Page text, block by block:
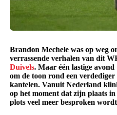
Brandon Mechele was op weg
verrassende verhalen van dit
Duivels. Maar één lastige avond
om de toon rond een verdediger
kantelen. Vanuit Nederland
op het moment dat zijn plaats in
plots veel meer besproken